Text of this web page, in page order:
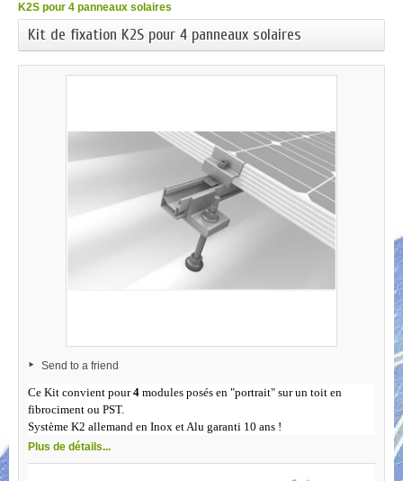
K2S pour 4 panneaux solaires
Kit de fixation K2S pour 4 panneaux solaires
Send to a friend
Ce Kit convient pour4 modules posés en "portrait" sur un toit en
fibrociment ou PST.
Système K2 allemand en Inox et Alu garanti 10 ans !
Plus de détails...